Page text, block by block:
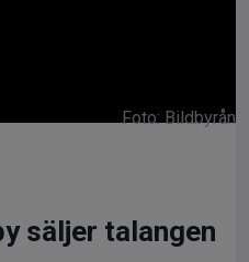
Foto: Bildbyrån
säljer talangen